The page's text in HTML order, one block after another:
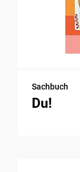
Sachbuch
Du!